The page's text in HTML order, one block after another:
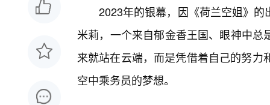
2023年的银幕，因《荷兰空姐》
米莉，一个来自郁金香王国、眼神中
来就站在云端，而是凭借着自己的努
空中乘务员的梦想。